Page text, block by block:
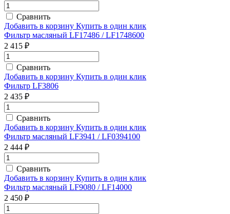
Сравнить
Добавить в корзину Купить в один клик
Фильтр масляный LF17486 / LF1748600
2 415 ₽
Сравнить
Добавить в корзину Купить в один клик
Фильтр LF3806
2 435 ₽
Сравнить
Добавить в корзину Купить в один клик
Фильтр масляный LF3941 / LF0394100
2 444 ₽
Сравнить
Добавить в корзину Купить в один клик
Фильтр масляный LF9080 / LF14000
2 450 ₽